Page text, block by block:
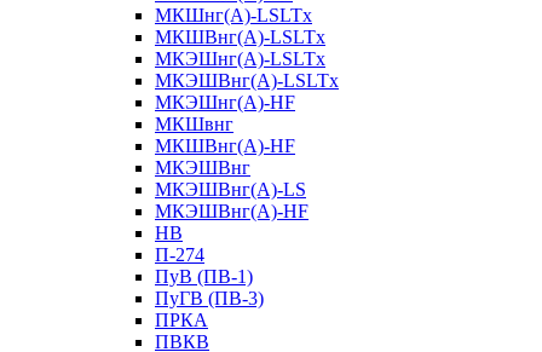
МКШнг(А)-LSLTx
МКШВнг(A)-LSLTx
МКЭШнг(А)-LSLTx
МКЭШВнг(A)-LSLTx
МКЭШнг(А)-HF
МКШвнг
МКШВнг(А)-HF
МКЭШВнг
МКЭШВнг(А)-LS
МКЭШВнг(А)-HF
НВ
П-274
ПуВ (ПВ-1)
ПуГВ (ПВ-3)
ПРКА
ПВКВ